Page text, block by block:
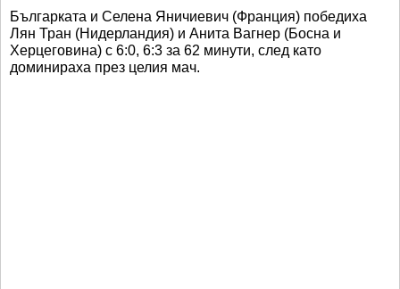
Българката и Селена Яничиевич (Франция) победиха
Лян Тран (Нидерландия) и Анита Вагнер (Босна и
Херцеговина) с 6:0, 6:3 за 62 минути, след като
доминираха през целия мач.